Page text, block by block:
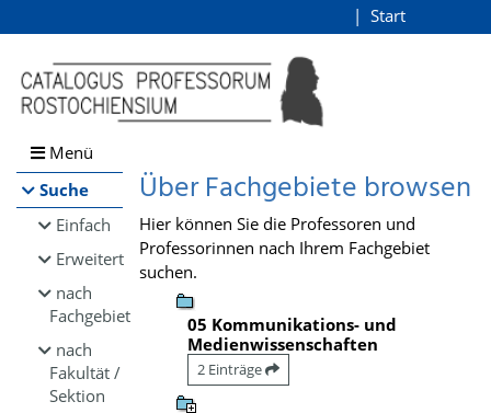
Browsen
direkt zum Inhalt
Start
Menü
Suche
Einfach
Erweitert
nach
Fachgebiet
nach
Fakultät /
Sektion
Über Fachgebiete browsen
Hier können Sie die Professoren und
Professorinnen nach Ihrem Fachgebiet
suchen.
05 Kommunikations- und
Medienwissenschaften
2 Einträge